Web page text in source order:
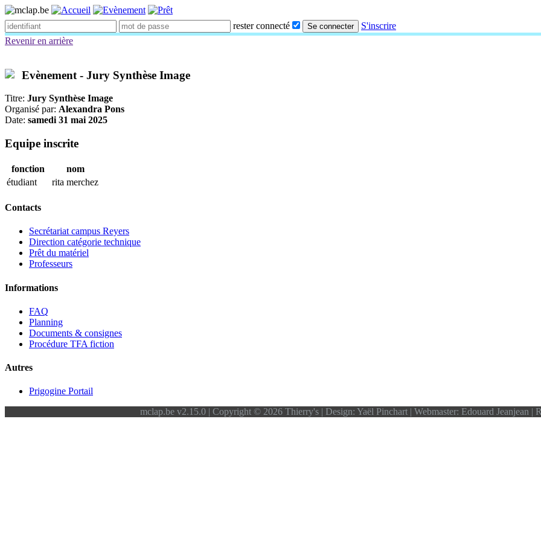
rester connecté Se connecter
S'inscrire
Revenir en arrière
Evènement - Jury Synthèse Image
Titre: Jury Synthèse Image
Organisé par: Alexandra Pons
Date: samedi 31 mai 2025
Equipe inscrite
fonction
nom
étudiant
rita merchez
Contacts
Secrétariat campus Reyers
Direction catégorie technique
Prêt du matériel
Professeurs
Informations
FAQ
Planning
Documents & consignes
Procédure TFA fiction
Autres
Prigogine Portail
mclap.be v2.15.0 | Copyright © 2026 Thierry's | Design: Yaël Pinchart | Webmaster: Edouard Jeanjean |